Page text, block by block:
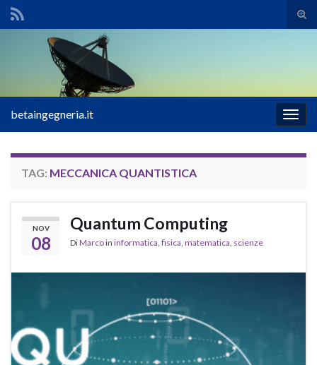
il
Search for:
la
betaingegneria.it
TAG: MECCANICA QUANTISTICA
NOV
08
Quantum Computing
DiMarcoin informatica fisica matematica scienze